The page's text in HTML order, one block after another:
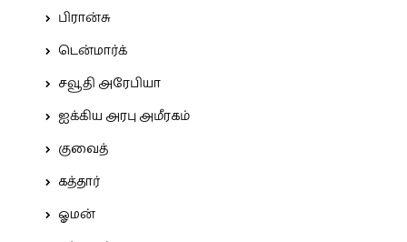
பிரான்சு
டென்மார்க்
சவூதி அரேபியா
ஐக்கிய அரபு அமீரகம்
குவைத்
கத்தார்
ஓமன்